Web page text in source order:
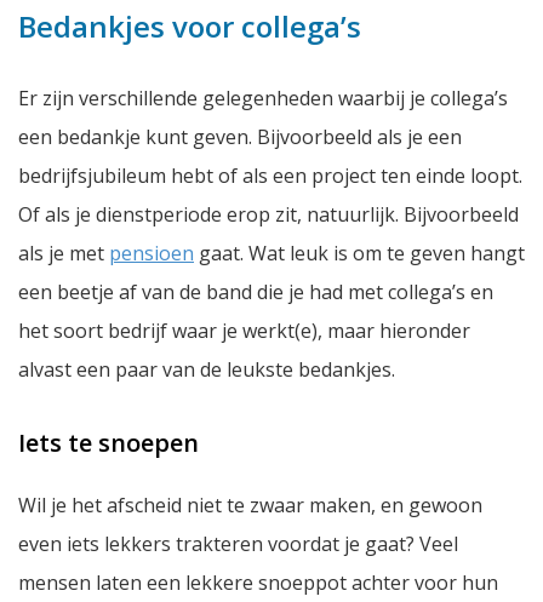
Bedankjes voor collega’s
Er zijn verschillende gelegenheden waarbij je collega’s
een bedankje kunt geven. Bijvoorbeeld als je een
bedrijfsjubileum hebt of als een project ten einde loopt.
Of als je dienstperiode erop zit, natuurlijk. Bijvoorbeeld
als je met pensioen gaat. Wat leuk is om te geven hangt
een beetje af van de band die je had met collega’s en
het soort bedrijf waar je werkt(e), maar hieronder
alvast een paar van de leukste bedankjes.
Iets te snoepen
Wil je het afscheid niet te zwaar maken, en gewoon
even iets lekkers trakteren voordat je gaat? Veel
mensen laten een lekkere snoeppot achter voor hun